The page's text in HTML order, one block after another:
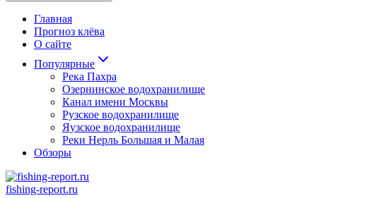
Главная
Прогноз клёва
О сайте
Популярные
Река Пахра
Озернинское водохранилище
Канал имени Москвы
Рузское водохранилище
Яузское водохранилище
Реки Нерль Большая и Малая
Обзоры
fishing-report.ru